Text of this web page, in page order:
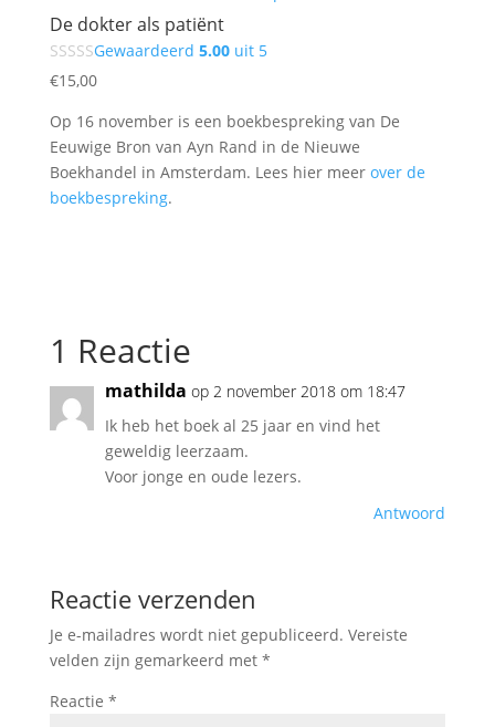
De dokter als patiënt
Gewaardeerd 5.00uit 5
€15,00
Op 16 november is een boekbespreking van De
Eeuwige Bron van Ayn Rand in de Nieuwe
Boekhandel in Amsterdam. Lees hier meer over de
boekbespreking.
1 Reactie
mathilda op 2 november 2018 om 18:47
Ik heb het boek al 25 jaar en vind het
geweldig leerzaam.
Voor jonge en oude lezers.
Antwoord
Reactie verzenden
Je e-mailadres wordt niet gepubliceerd. Vereiste
velden zijn gemarkeerd met *
Reactie *